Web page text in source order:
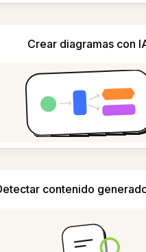
Crear diagramas con
contenido